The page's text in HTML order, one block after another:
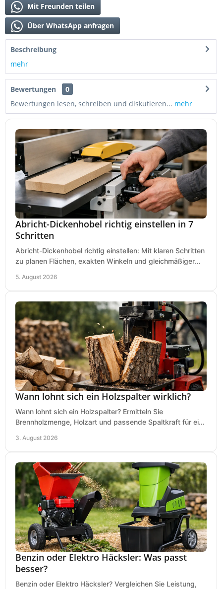
Mit Freunden teilen
Über WhatsApp anfragen
Beschreibung
mehr
Bewertungen
0
Bewertungen lesen, schreiben und diskutieren... mehr
Abricht-Dickenhobel richtig einstellen in 7
Schritten
Abricht-Dickenhobel richtig einstellen: Mit klaren Schritten
zu planen Flächen, exakten Winkeln und gleichmäßiger
5. August 2026
Wann lohnt sich ein Holzspalter wirklich?
Wann lohnt sich ein Holzspalter? Ermitteln Sie
Brennholzmenge, Holzart und passende Spaltkraft für eine
3. August 2026
Benzin oder Elektro Häcksler: Was passt
besser?
Benzin oder Elektro Häcksler? Vergleichen Sie Leistung,